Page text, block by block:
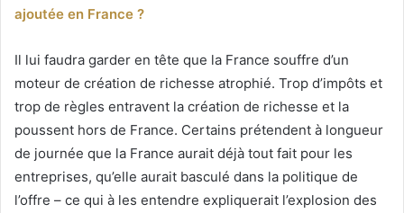
ajoutée en France ?
Il lui faudra garder en tête que la France souffre d’un
moteur de création de richesse atrophié. Trop d’impôts et
trop de règles entravent la création de richesse et la
poussent hors de France. Certains prétendent à longueur
de journée que la France aurait déjà tout fait pour les
entreprises, qu’elle aurait basculé dans la politique de
l’offre – ce qui à les entendre expliquerait l’explosion des